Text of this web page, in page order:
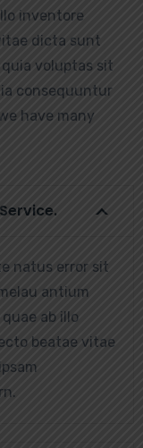
inventore
dicta sunt
voluptas sit
consequuntur
have many
natus error sit
antium
ab illo
beatae vitae